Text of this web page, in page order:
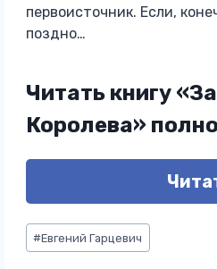
первоисточник. Если,
поздно…
Читать книгу
Королева»
Метки
записи:
#Евгений Гарцевич